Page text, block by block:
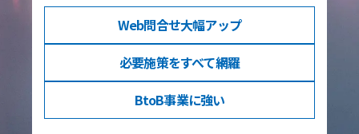
Web問合せ大幅アップ
必要施策をすべて網羅
BtoB事業に強い